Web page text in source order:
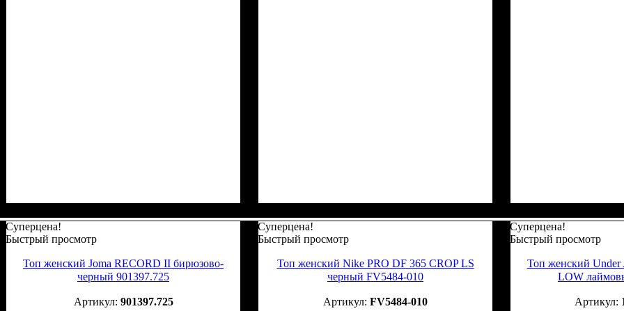
Суперцена!
Быстрый просмотр
Топ женский Joma RECORD II бирюзово-
черный 901397.725
901397.725
Суперцена!
Быстрый просмотр
Топ женский Nike PRO DF 365 CROP LS
черный FV5484-010
FV5484-010
Суперцена!
Быстрый просмотр
Топ женский
LOW